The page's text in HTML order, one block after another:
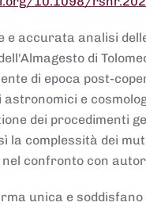
accurata analisi
di
di epoca post-
e
dei procedimenti
la complessità dei
confronto con
unica e